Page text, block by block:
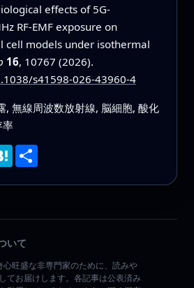
effects of 5G-
RF-EMF exposure on
cell models under isothermal
16, 10767 (2026).
s41598-026-43960-4
, 無線周波数放射線, 脳細胞, 酸化
率
Hatena
共
有
いて
旺盛な非専門家のために、読みや
てお届けします。各記事は公表済み